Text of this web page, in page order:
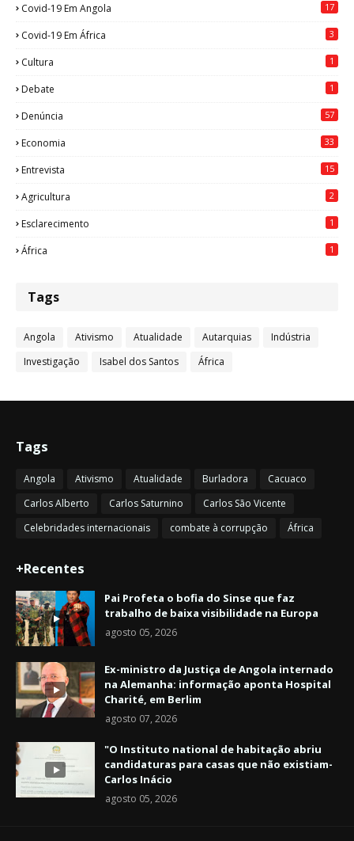
Covid-19 Em Angola 17
Covid-19 Em África 3
Cultura 1
Debate 1
Denúncia 57
Economia 33
Entrevista 15
Agricultura 2
Esclarecimento 1
África 1
Tags
Angola Ativismo Atualidade Autarquias
Indústria
Investigação
Isabel dos Santos África
Tags
Angola Ativismo Atualidade Burladora
Cacuaco
Carlos Alberto
Carlos Saturnino
Carlos São Vicente
Celebridades internacionais
combate à corrupção África
+Recentes
Pai Profeta o bofia do Sinse que faz
trabalho de baixa visibilidade na Europa
agosto 05, 2026
Ex-ministro da Justiça de Angola internado
na Alemanha: informação aponta Hospital
Charité, em Berlim
agosto 07, 2026
"O Instituto national de habitação abriu
candidaturas para casas que não existiam-
Carlos Inácio
agosto 05, 2026